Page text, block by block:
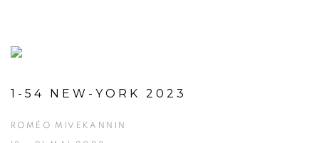
1-54 NEW-YORK 2023
ROMÉO MIVEKANNIN